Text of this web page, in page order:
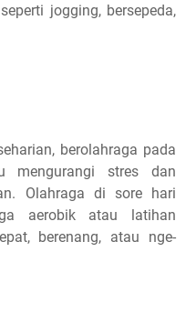
jogging, bersepeda,
berolahraga pada
mengurangi stres dan
Olahraga di sore hari
aerobik atau latihan
berenang, atau nge-